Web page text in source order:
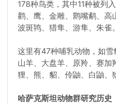
178种鸟类，其中11种被列
鹳、鹰、金雕、鹮嘴鹬、高
波斑鸨、猎隼、游隼、朱雀。
这里有47种哺乳动物，如
山羊、大盘羊、原羚、赛加
狸、熊、貂、伶鼬、白鼬、
哈萨克斯坦动物群研究历史